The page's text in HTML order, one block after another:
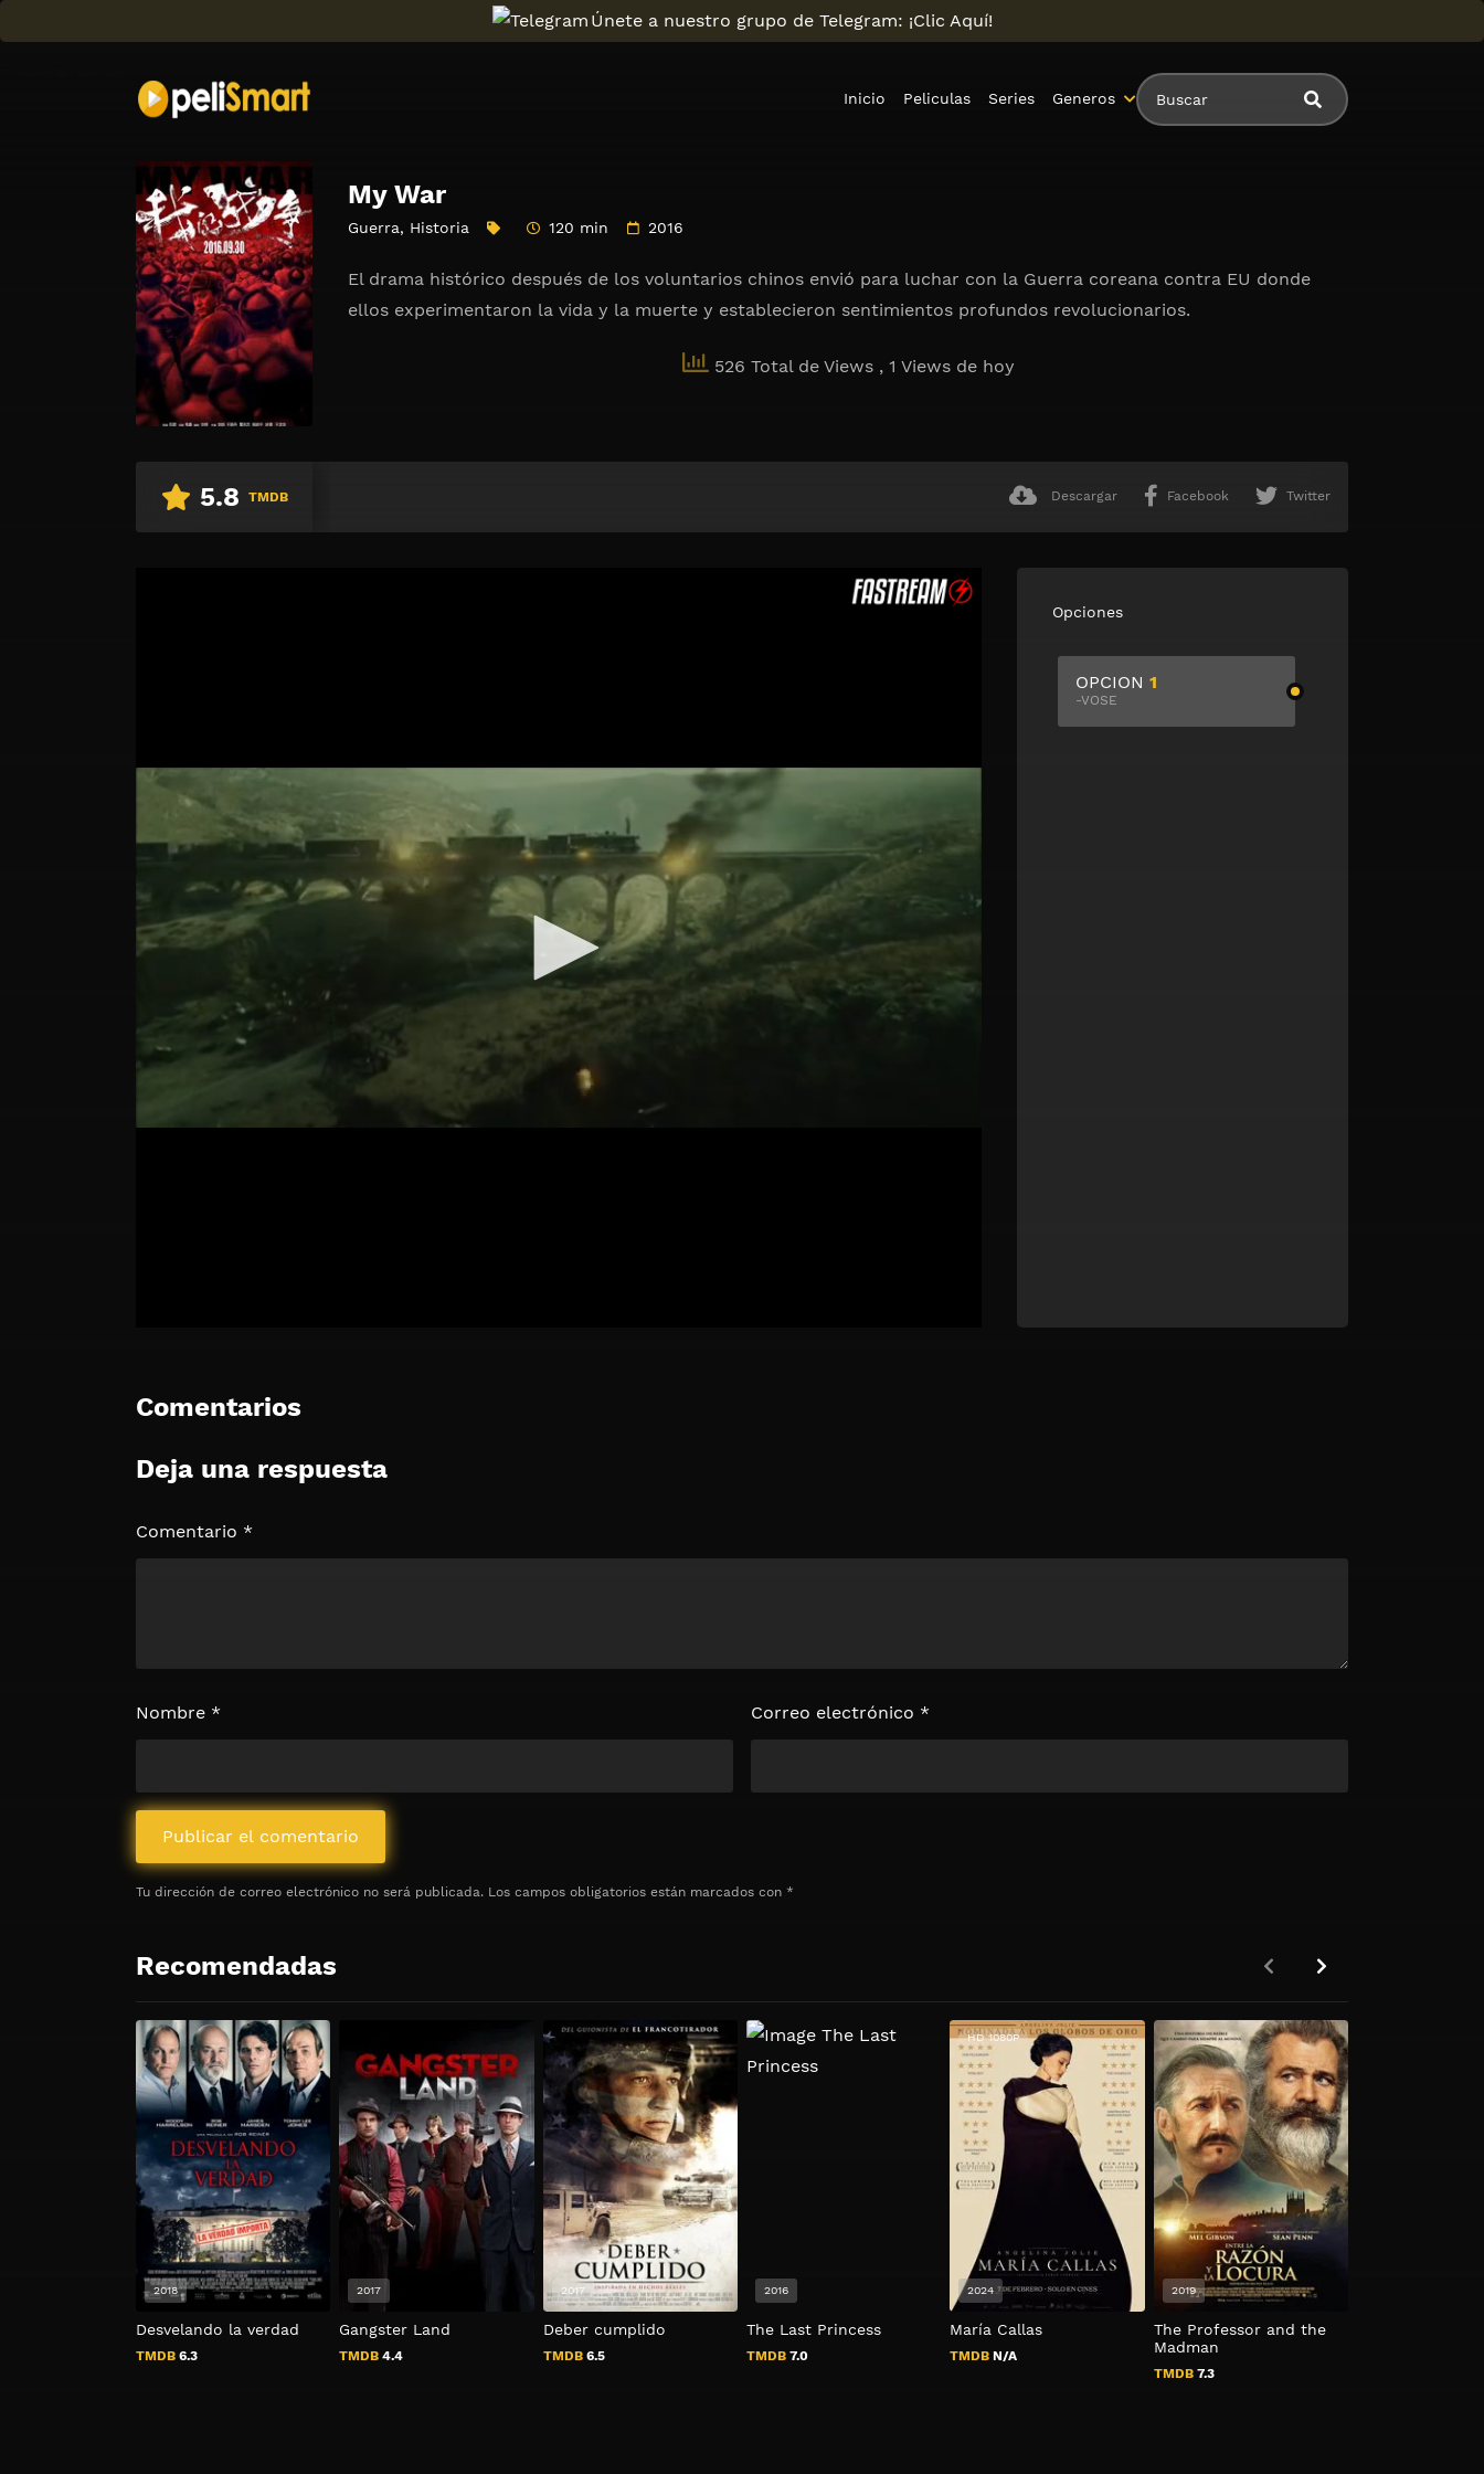
Únete a nuestro grupo de Telegram: ¡Clic Aquí!
Inicio Peliculas Series Generos
My War
Guerra, Historia 120 min 2016
El drama histórico después de los voluntarios chinos envió para luchar con la Guerra coreana contra EU donde
ellos experimentaron la vida y la muerte y establecieron sentimientos profundos revolucionarios.
526 Total de Views , 1 Views de hoy
5.8 TMDB Descargar Facebook Twitter
🔒 Acceso Requerido
Opciones
OPCION 1
-VOSE
Comentarios
Deja una respuesta
Tu dirección de correo electrónico no será publicada. Los campos obligatorios están marcados con *
Comentario *
Nombre * Correo electrónico *
Recomendadas
Desvelando la verdad
TMDB 6.3
2018
Gangster Land
TMDB 4.4
2017
Deber cumplido
TMDB6.5
2017
The Last Princess
TMDB7.0
2016
María Callas
TMDB N/A
HD 1080P
2024
The Professor and the
Madman
TMDB7.3
2019